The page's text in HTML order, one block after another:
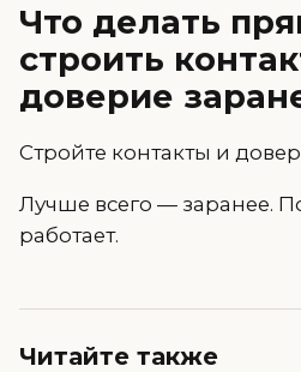
Что делать
строить
доверие
Стройте контакты и
Лучше всего — заранее.
работает.
Читайте также